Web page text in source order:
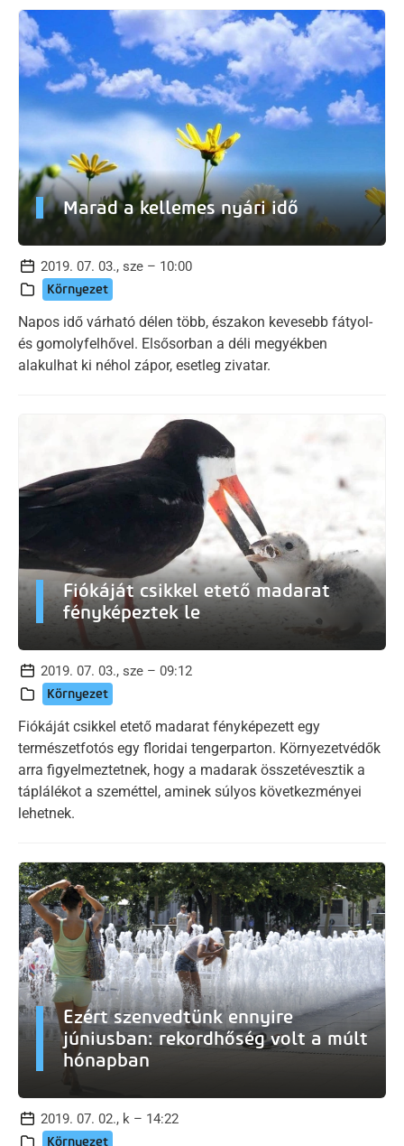
Marad a kellemes nyári idő
2019. 07. 03., sze – 10:00
Környezet
Napos idő várható délen több, északon kevesebb fátyol-
és gomolyfelhővel. Elsősorban a déli megyékben
alakulhat ki néhol zápor, esetleg zivatar.
Fiókáját csikkel etető madarat
fényképeztek le
2019. 07. 03., sze – 09:12
Környezet
Fiókáját csikkel etető madarat fényképezett egy
természetfotós egy floridai tengerparton. Környezetvédők
arra figyelmeztetnek, hogy a madarak összetévesztik a
táplálékot a szeméttel, aminek súlyos következményei
lehetnek.
Ezért szenvedtünk ennyire
júniusban: rekordhőség volt a múlt
hónapban
2019. 07. 02., k – 14:22
Környezet